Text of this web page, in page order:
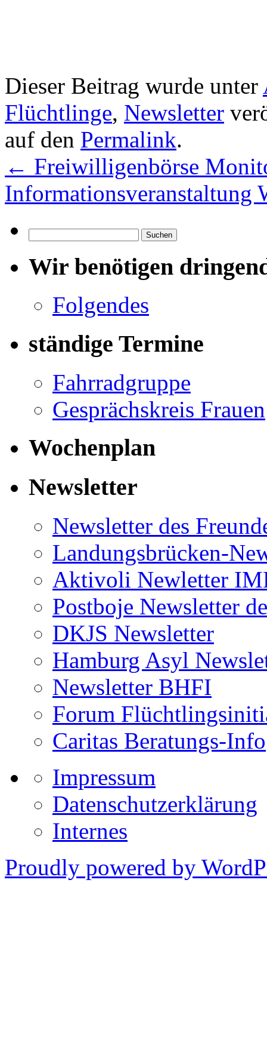
Dieser Beitrag wurde unter
Flüchtlinge, Newsletter
auf den Permalink.
← Freiwilligenbörse
Informationsveranstaltung
nach:
Wir benötigen
Folgendes
ständige Termine
Fahrradgruppe
Gesprächskreis Frauen
Wochenplan
Newsletter
Newsletter des
Landungsbrücken-
Aktivoli Newletter
Postboje Newsletter
DKJS Newsletter
Hamburg Asyl
Newsletter BHFI
Forum
Caritas Beratungs-Info
Impressum
Datenschutzerklärung
Internes
Proudly powered by